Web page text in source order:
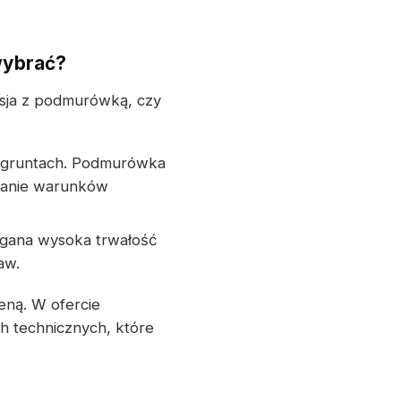
z podmurówką, czy
Podmurówka
warunków
wysoka trwałość
W ofercie
technicznych, które